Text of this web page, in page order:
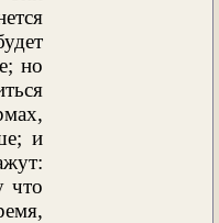
но
и
что